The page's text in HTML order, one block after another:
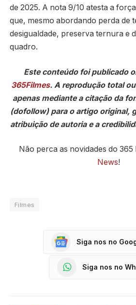
de 2025. A nota 9/10 atesta a
que, mesmo abordando perda de
desigualdade, preserva ternura e
quadro.
Este conteúdo foi publicado
365Filmes. A reprodução total
apenas mediante a citação da
(dofollow) para o artigo original,
atribuição de autoria e a
Não perca as novidades do 365
News!
Filmes
Siga nos no
Siga nos no